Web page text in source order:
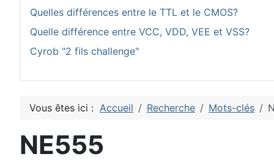
Quelles différences entre le TTL et le CMOS?
Quelle différence entre VCC, VDD, VEE et VSS?
Cyrob "2 fils challenge"
Vous êtes ici : Accueil Recherche Mots-clés
NE555